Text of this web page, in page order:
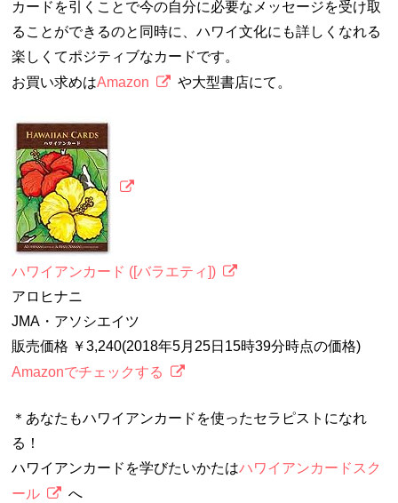
カードを引くことで今の自分に必要なメッセージを受け取
ることができるのと同時に、ハワイ文化にも詳しくなれる
楽しくてポジティブなカードです。
お買い求めはAmazon や大型書店にて。
ハワイアンカード ([バラエティ])
アロヒナニ
JMA・アソシエイツ
販売価格 ￥3,240(2018年5月25日15時39分時点の価格)
Amazonでチェックする
＊あなたもハワイアンカードを使ったセラピストになれ
る！
ハワイアンカードを学びたいかたはハワイアンカードスク
ール
へ